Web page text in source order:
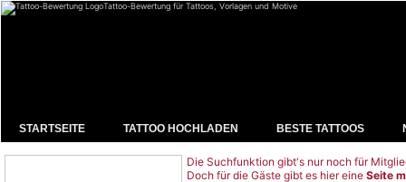
Tattoo-Bewertung für Tattoos, Vorlagen und Motive
STARTSEITE TATTOO HOCHLADEN BESTE TATTOOS
Die Suchfunktion gibt's nur noch für
Doch für die Gäste gibt es hier eine Seite